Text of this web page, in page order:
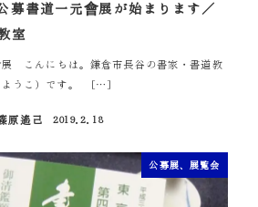
募書道一元會展が始まります／
室
こんにちは。鎌倉市長谷の書家・書道教
ようこ）です。 […]
原遙己
2019.2.18
公募展、展覧会